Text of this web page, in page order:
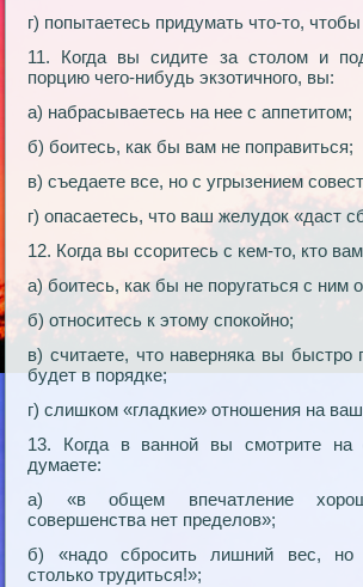
г) попытаетесь придумать что-то,
11. Когда вы сидите за столом и
порцию чего-нибудь экзотичного, вы:
а) набрасываетесь на нее с аппетитом;
б) боитесь, как бы вам не поправиться;
в) съедаете все, но с угрызением
г) опасаетесь, что ваш желудок «даст
12. Когда вы ссоритесь с кем-то, кто
а) боитесь, как бы не поругаться с ним
б) относитесь к этому спокойно;
в) считаете, что наверняка вы быстро
будет в порядке;
г) слишком «гладкие» отношения на
13. Когда в ванной вы смотрите на
думаете:
а) «в общем впечатление
совершенства нет пределов»;
б) «надо сбросить лишний вес, но
столько трудиться!»;